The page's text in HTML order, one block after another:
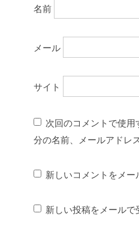
名前
メール
サイト
次回のコメントで使用
分の名前、メールアドレ
新しいコメントをメー
新しい投稿をメールで